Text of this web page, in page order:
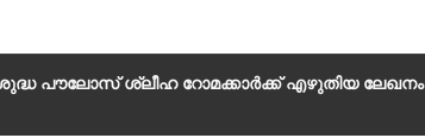
പൗലോസ് ശ്ലീഹ റോമക്കാർക്ക് എഴുതിയ ലേഖനം